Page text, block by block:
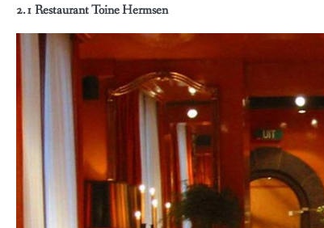
2.1Restaurant Toine Hermsen